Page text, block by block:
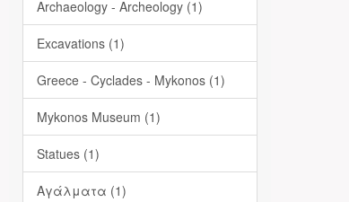
Archaeology - Archeology (1)
Excavations (1)
Greece - Cyclades - Mykonos (1)
Mykonos Museum (1)
Statues (1)
Αγάλματα (1)